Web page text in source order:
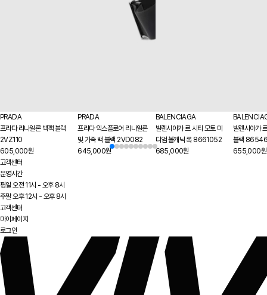
PRADA
프라다 리나일론 백팩 블랙
2VZ110
605,000원
PRADA
프라다 익스플로어 리나일론
및 가죽 백 블랙 2VD082
645,000원
BALENCIAGA
발렌시아가 르 시티 모토 미
디엄 볼캐닉 록 8661052
685,000원
발렌시아가
블랙
655,000원
고객센터
운영시간
평일 오전 11시 - 오후 8시
주말 오후 12시 - 오후 8시
고객센터
마이페이지
로그인